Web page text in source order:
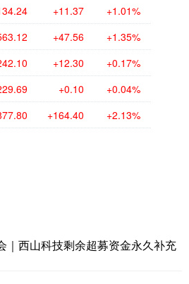
+11.37 +1.01%
+47.56 +1.35%
+12.30 +0.17%
+0.10 +0.04%
+164.40 +2.13%
｜西山科技剩余超募资金永久补充